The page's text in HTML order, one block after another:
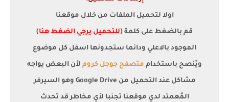
اولا لتحميل الملفات من خلال موقعنا
قم بالضغط على كلمة (للتحميل يرجي الضغط هنا)
الموجود بالاعلي ودائما ستجدونها اسفل كل موضوع
ويٌنصح باستخدام متصفح جوجل كروم لأن البعض يواجه
مشاكل عند التحميل من Google Drive وهو السيرفر
المُعمتد لدي موقعنا تجنبا لأي مخاطر قد تحدث